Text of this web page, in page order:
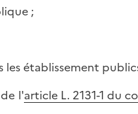
;
établissement
l'article L. 2131-1 du